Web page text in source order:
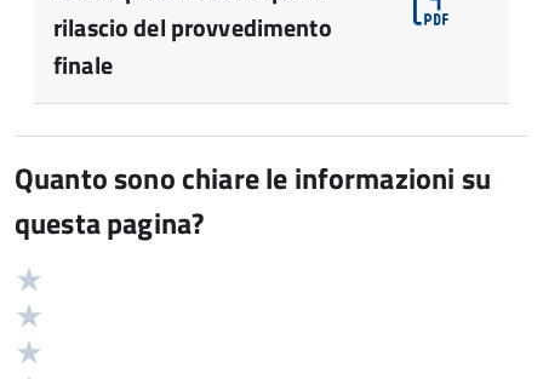
rilascio del provvedimento
finale
Quanto sono chiare le informazioni su
questa pagina?
Valutazione